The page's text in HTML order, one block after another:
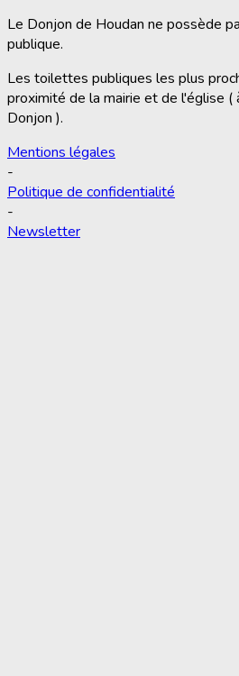
Le Donjon de Houdan ne possède
publique.
Les toilettes publiques les plus
proximité de la mairie et de l'église
Donjon ).
Mentions légales
-
Politique de confidentialité
-
Newsletter